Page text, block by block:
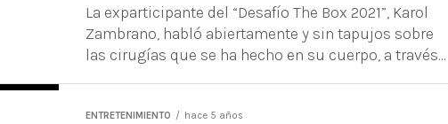
La exparticipante del “Desafío The Box 2021”, Karol
Zambrano, habló abiertamente y sin tapujos sobre
las cirugías que se ha hecho en su cuerpo, a través...
ENTRETENIMIENTO hace 5 años